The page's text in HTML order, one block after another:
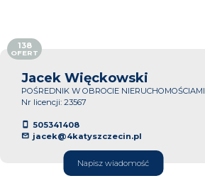
Jacek Więckowski
POŚREDNIK W OBROCIE NIERUCHOMOŚCIAMI
Nr licencji: 23567
505341408
jacek@4katyszczecin.pl
Napisz wiadomość
138
OFERT